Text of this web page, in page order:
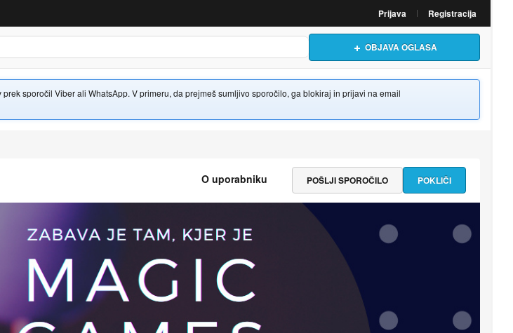
Prijava Registracija
OBJAVA OGLASA
sporočil Viber ali WhatsApp. V primeru, da prejmeš sumljivo sporočilo, ga blokiraj in prijavi na email
O uporabniku POKLIČI
POŠLJI SPOROČILO